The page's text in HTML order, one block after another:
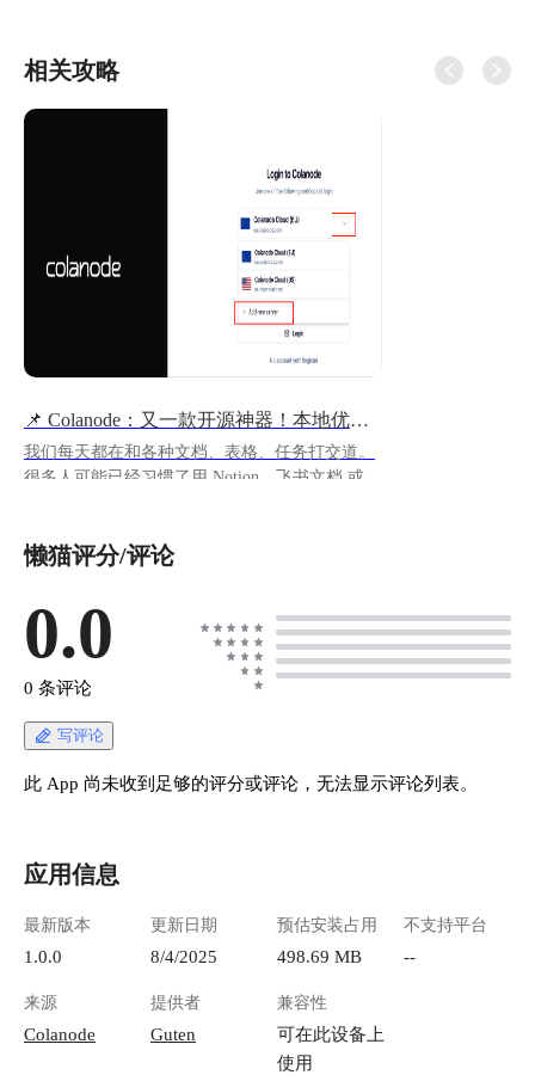
相关攻略
📌 Colanode：又一款开源神器！本地优先的协作工具
我们每天都在和各种文档、表格、任务打交道。
很多人可能已经习惯了用 Notion、飞书文档 或者
化，但更偏向个人笔记，团队协作不够友好；飞
一个 既像 Notion 一样灵活，又像 Obsidian 一样
安全，还能开源自部署 的工具呢？ Colanode 刚
好提供了不错的解决方案。Colanode 是一款开源
一个“搭积木”的知识管理工具。你可以用它来写
笔记、建数据库、做任务管理，甚至搭建一个完
整的团队知识库。 它的设计理念是：你的数据，
装，安装后打开，点击第一个红框，再点击第二
1301583638.cos.ap-
chengdu.myqcloud.com/guidelines/710/b24fdc98-
https://colanode.DEVICE_NAME.heiyu.space/api/co
nfig 其中网址里的【DEVICE NAME】改为你自
懒猫评分/评论
0.0
0 条评论
写评论
此 App 尚未收到足够的评分或评论，无法显示评论列表。
应用信息
最新版本
1.0.0
更新日期
8/4/2025
预估安装占用
498.69 MB
不支持平台
--
来源
Colanode
提供者
Guten
兼容性
可在此设备上
使用